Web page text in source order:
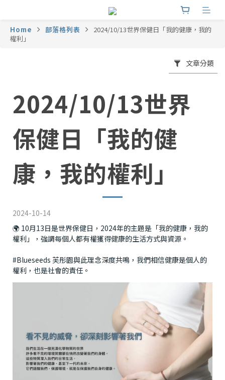
Home 部落格列表
2024/10/13世界保健日「我的健康，我的
權利」
文章分類
2024/10/13世界
保健日「我的健
康，我的權利」
2024-10-14
🌍 10月13日是世界保健日，2024年的主題是「我的健康，我的
權利」，強調每個人都有權獲得健康的生活方式與資源。
#Blueseeds 芙彤園與此理念深度共鳴，我們相信健康是個人的
權利，也是社會的責任。